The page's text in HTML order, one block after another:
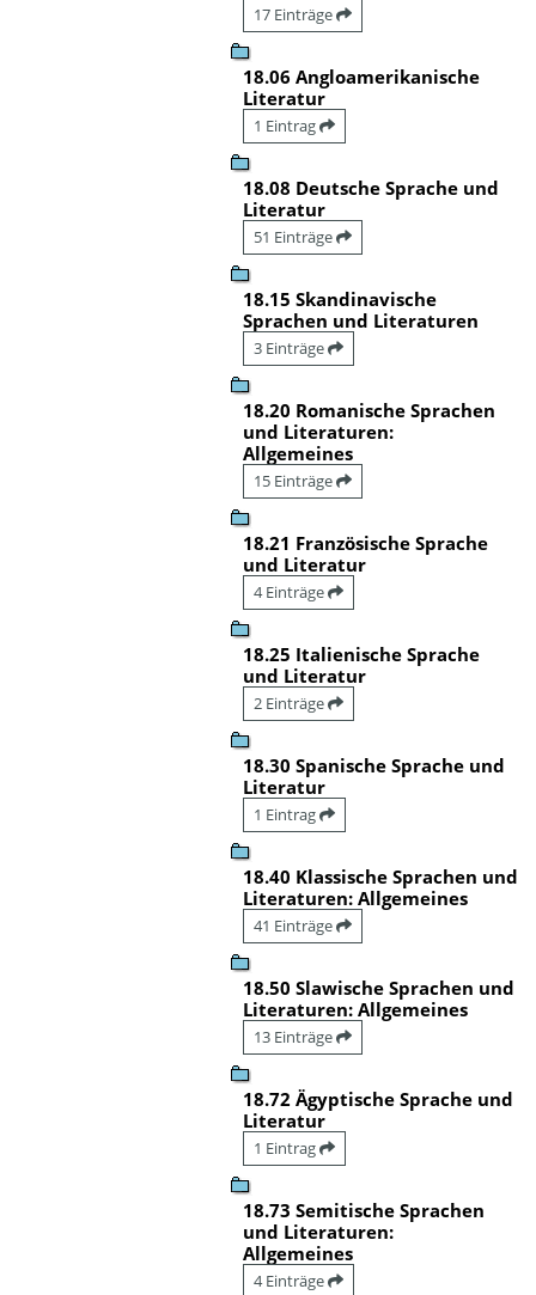
17 Einträge
18.06 Angloamerikanische
Literatur
1 Eintrag
18.08 Deutsche Sprache und
Literatur
51 Einträge
18.15 Skandinavische
Sprachen und Literaturen
3 Einträge
18.20 Romanische Sprachen
und Literaturen:
Allgemeines
15 Einträge
18.21 Französische Sprache
und Literatur
4 Einträge
18.25 Italienische Sprache
und Literatur
2 Einträge
18.30 Spanische Sprache und
Literatur
1 Eintrag
18.40 Klassische Sprachen und
Literaturen: Allgemeines
41 Einträge
18.50 Slawische Sprachen und
Literaturen: Allgemeines
13 Einträge
18.72 Ägyptische Sprache und
Literatur
1 Eintrag
18.73 Semitische Sprachen
und Literaturen:
Allgemeines
4 Einträge